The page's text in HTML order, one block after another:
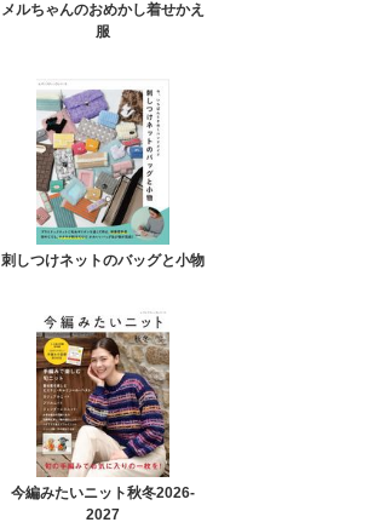
メルちゃんのおめかし着せかえ
服
刺しつけネットのバッグと小物
今編みたいニット秋冬2026-
2027